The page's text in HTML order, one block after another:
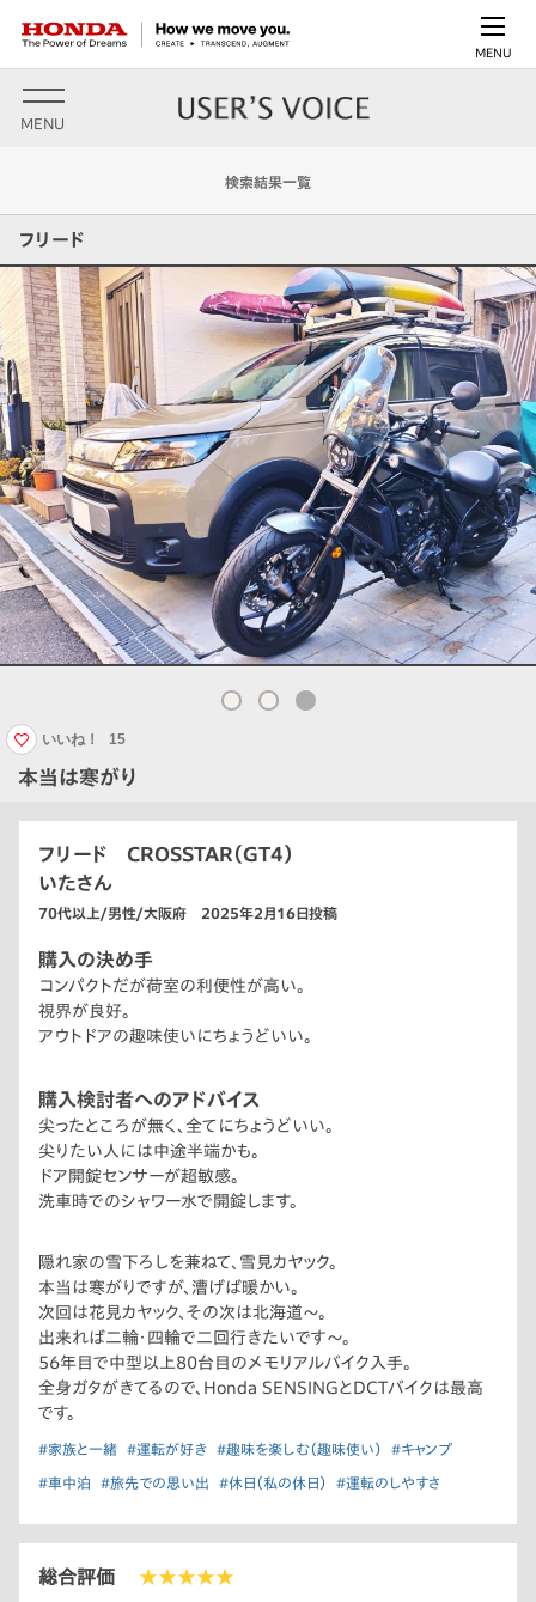
MENU
MENU
検索結果一覧
フリード
本当は寒がり
いいね！ 15
フリード CROSSTAR（GT4）
いたさん
70代以上/男性/大阪府 2025年2月16日投稿
購入の決め手
コンパクトだが荷室の利便性が高い。
視界が良好。
アウトドアの趣味使いにちょうどいい。
購入検討者へのアドバイス
尖ったところが無く、全てにちょうどいい。
尖りたい人には中途半端かも。
ドア開錠センサーが超敏感。
洗車時でのシャワー水で開錠します。
隠れ家の雪下ろしを兼ねて、雪見カヤック。
本当は寒がりですが、漕げば暖かい。
次回は花見カヤック、その次は北海道〜。
出来れば二輪・四輪で二回行きたいです〜。
56年目で中型以上80台目のメモリアルバイク入手。
全身ガタがきてるので、Honda SENSINGとDCTバイクは最高
です。
#家族と一緒 #運転が好き #趣味を楽しむ（趣味使い） #キャンプ
#車中泊 #旅先での思い出 #休日（私の休日） #運転のしやすさ
総合評価 ★★★★★